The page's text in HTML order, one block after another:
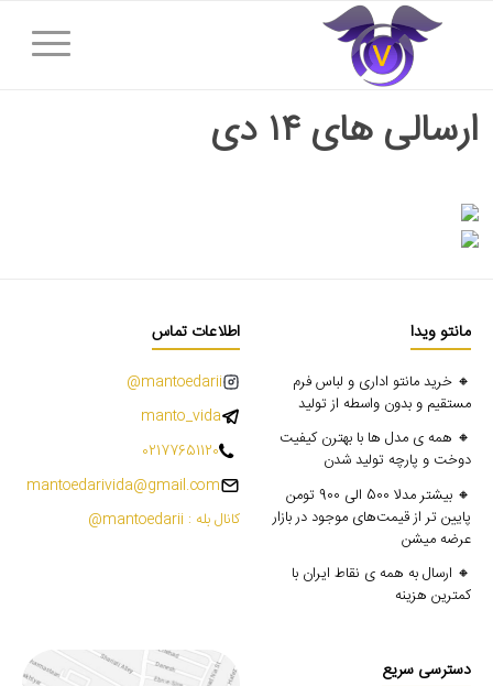
ارسالی های ۱۴ دی
مانتو ویدا
🔸 خرید مانتو اداری و لباس فرم
مستقیم و بدون واسطه از تولید
🔸 همه ی مدل ها با بهترن کیفیت
دوخت و پارچه تولید شدن
🔸 بیشتر مدلا 500 الی 900 تومن
پایین تر از قیمت‌های موجود در بازار
عرضه میشن
🔸 ارسال به همه ی نقاط ایران با
کمترین هزینه
اطلاعات تماس
mantoedarii@
manto_vida
02177651120
mantoedarivida@gmail.com
کانال بله : mantoedarii@
دسترسی سریع